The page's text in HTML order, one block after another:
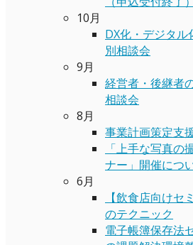
10月
DX化・デジタ
別相談会
9月
経営者・後継者
相談会
8月
事業計画策定支
「上手な写真の
ナー」開催につ
6月
【飲食店向けセ
のテクニック
電子帳簿保存法